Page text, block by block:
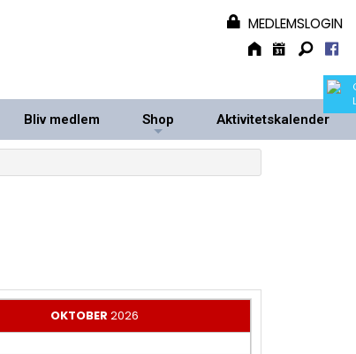
MEDLEMSLOGIN
Bliv medlem
+
Shop Aktivitetskalender
OKTOBER 2026